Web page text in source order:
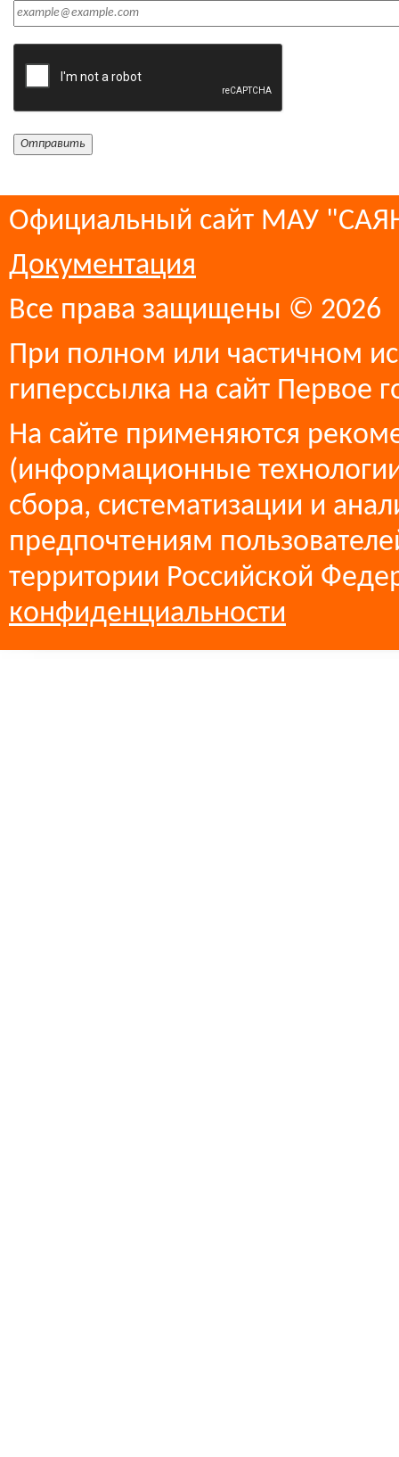
Официальный сайт МАУ
Документация
Все права защищены © 2026
При полном или частичном
гиперссылка на сайт Первое
На сайте применяются
(информационные
сбора, систематизации и
предпочтениям
территории Российской
конфиденциальности